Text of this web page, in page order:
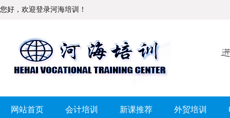
您好，欢迎登录河海培训！
网站首页 会计培训 新课推荐 外贸培训